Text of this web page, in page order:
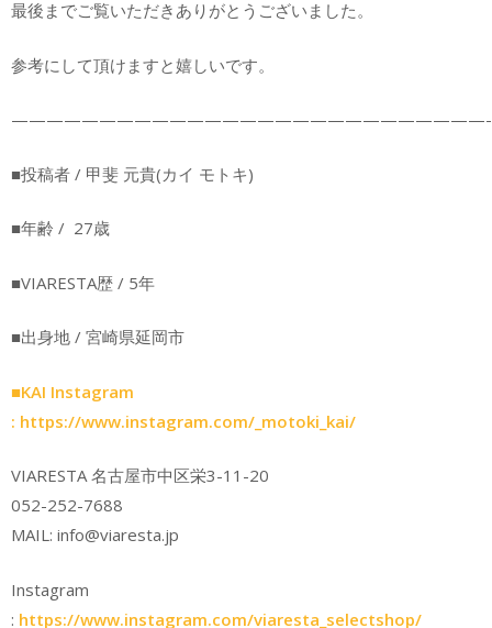
最後までご覧いただきありがとうございました。
参考にして頂けますと嬉しいです。
———————————————————————————-
■投稿者 / 甲斐 元貴(カイ モトキ)
■年齢 / 27歳
■VIARESTA歴 / 5年
■出身地 / 宮崎県延岡市
■KAI Instagram
: https://www.instagram.com/_motoki_kai/
VIARESTA 名古屋市中区栄3-11-20
052-252-7688
MAIL: info@viaresta.jp
Instagram
: https://www.instagram.com/viaresta_selectshop/